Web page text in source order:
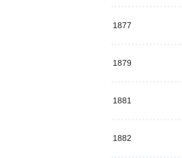
1877
1879
1881
1882